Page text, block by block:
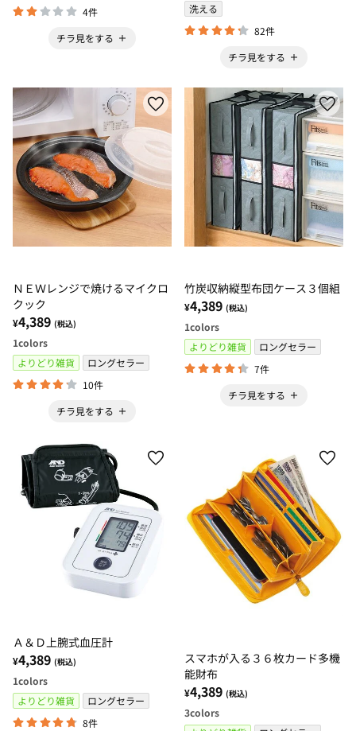
4件
チラ見をする
洗える
82件
チラ見をする
ＮＥＷレンジで焼けるマイクロ
クック
¥4,389 (税込)
1colors
よりどり雑貨
ロングセラー
10件
チラ見をする
竹炭収納縦型布団ケース３個組
¥4,389 (税込)
1colors
よりどり雑貨
ロングセラー
7件
チラ見をする
Ａ＆Ｄ上腕式血圧計
¥4,389 (税込)
1colors
よりどり雑貨
ロングセラー
8件
スマホが入る３６枚カード多機
能財布
¥4,389 (税込)
3colors